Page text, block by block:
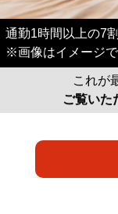
通勤1時間以上の7
※画像はイメージで
これが
ご覧いた